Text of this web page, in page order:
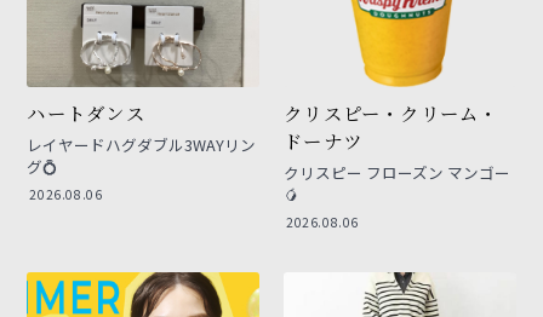
ハートダンス
レイヤードハグダブル3WAYリン
グ💍
2026.08.06
クリスピー・クリーム・
ドーナツ
クリスピー フローズン マンゴー
🥭
2026.08.06